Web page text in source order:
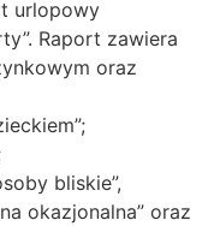
urlopowy
Raport zawiera
oraz
bliskie”,
okazjonalna” oraz